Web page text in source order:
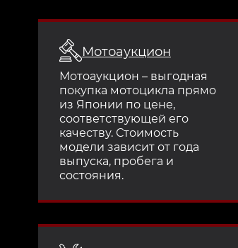
Мотоаукцион
Мотоаукцион – выгодная
покупка мотоцикла прямо
из Японии по цене,
соответствующей его
качеству. Стоимость
модели зависит от года
выпуска, пробега и
состояния.